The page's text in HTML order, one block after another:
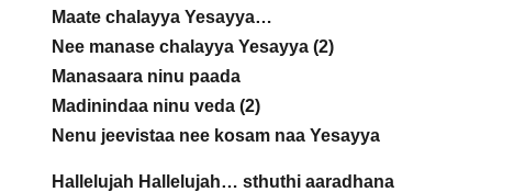
Maate chalayya Yesayya…
Nee manase chalayya Yesayya (2)
Manasaara ninu paada
Madinindaa ninu veda (2)
Nenu jeevistaa nee kosam naa Yesayya
Hallelujah Hallelujah… sthuthi aaradhana